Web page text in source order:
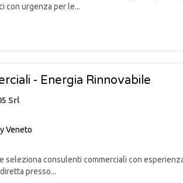
con urgenza per le...
- Energia Rinnovabile
Srl
Veneto
seleziona consulenti commerciali con
presso...